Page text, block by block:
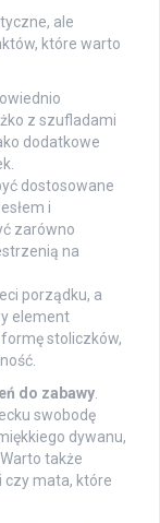
ale
które warto
z szufladami
dodatkowe
dostosowane
i
zarówno
na
porządku, a
element
stoliczków,
do zabawy.
swobodę
dywanu,
także
czy mata, które